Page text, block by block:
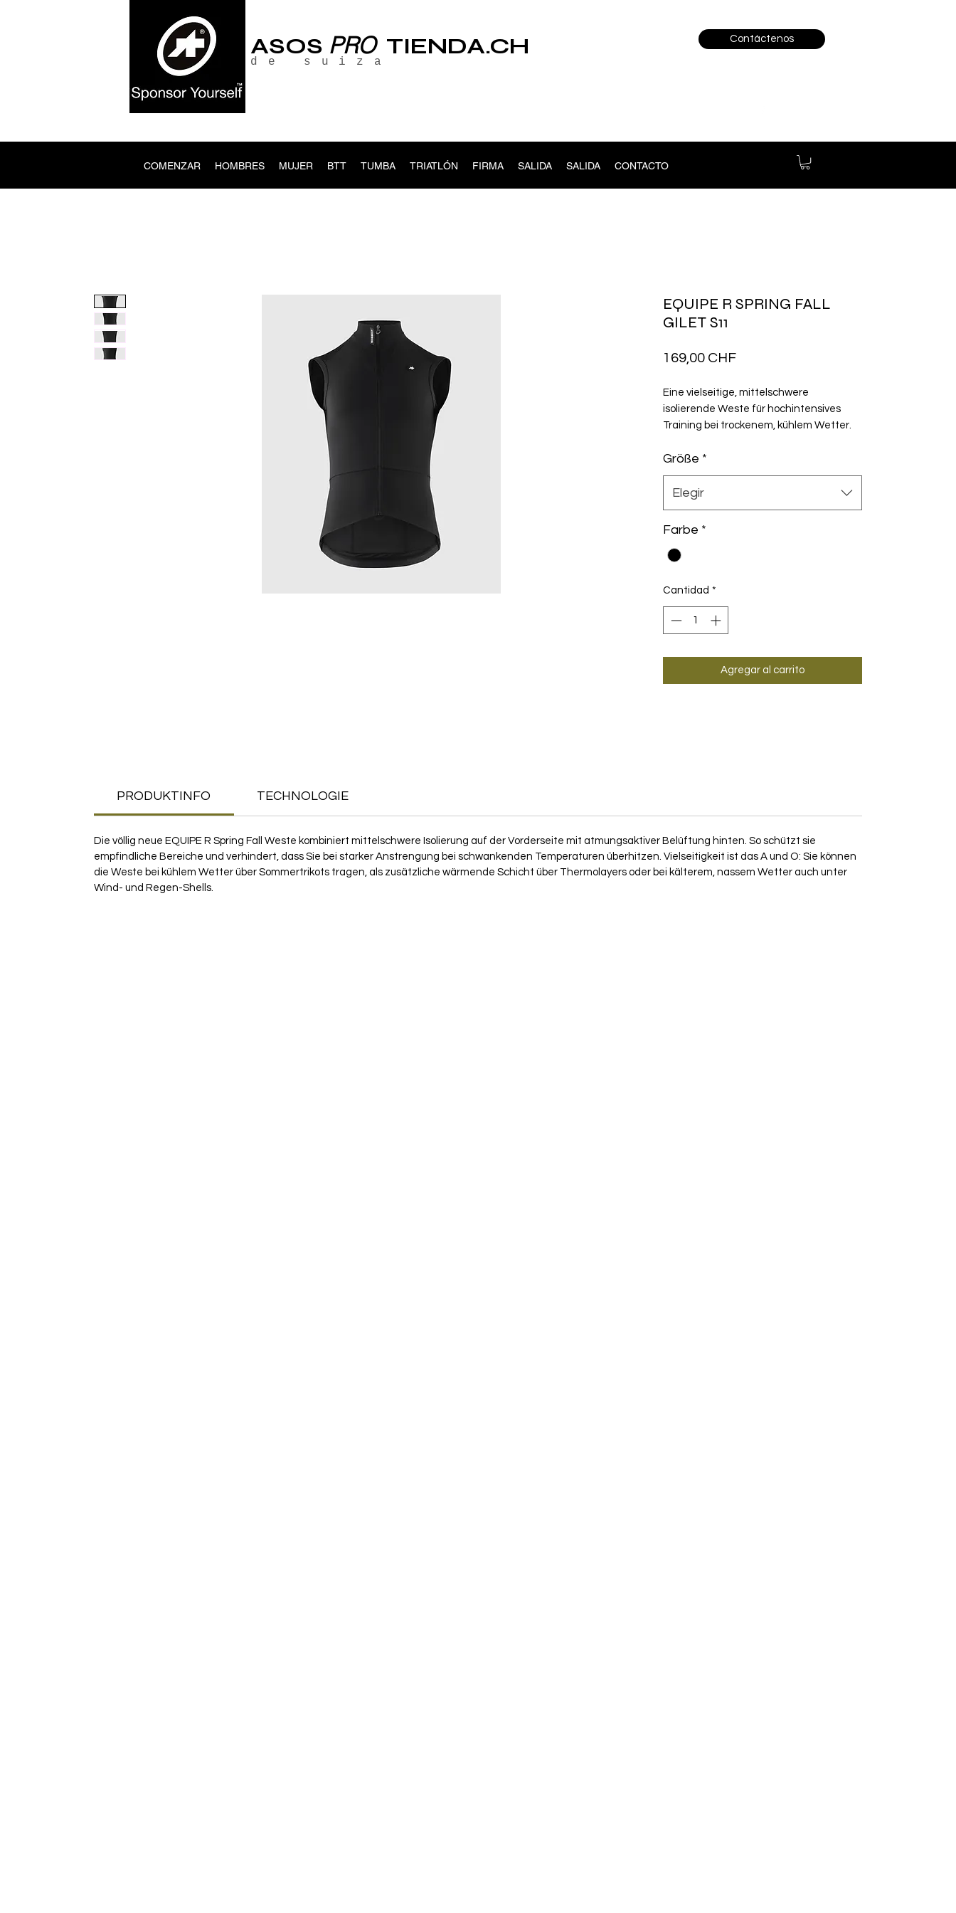
ASOS PROTIENDA.CH
de suiza
Contáctenos
COMENZAR HOMBRES MUJER BTT TUMBA TRIATLÓN FIRMA SALIDA SALIDA CONTACTO
EQUIPE R SPRING FALL
GILET S11
169,00 CHFPrecio
Eine vielseitige, mittelschwere
isolierende Weste für hochintensives
Training bei trockenem, kühlem Wetter.
Thermotextilien sorgt für Wärme und drei
Taschen bieten praktischen Stauraum.
Größe *
Elegir
Farbe *
Cantidad *
Agregar al carrito
PRODUKTINFO TECHNOLOGIE
Die völlig neue EQUIPE R Spring Fall Weste kombiniert mittelschwere Isolierung auf der Vorderseite mit atmungsaktiver Belüftung hinten. So schützt sie
empfindliche Bereiche und verhindert, dass Sie bei starker Anstrengung bei schwankenden Temperaturen überhitzen. Vielseitigkeit ist das A und O: Sie können
die Weste bei kühlem Wetter über Sommertrikots tragen, als zusätzliche wärmende Schicht über Thermolayers oder bei kälterem, nassem Wetter auch unter
Wind- und Regen-Shells.